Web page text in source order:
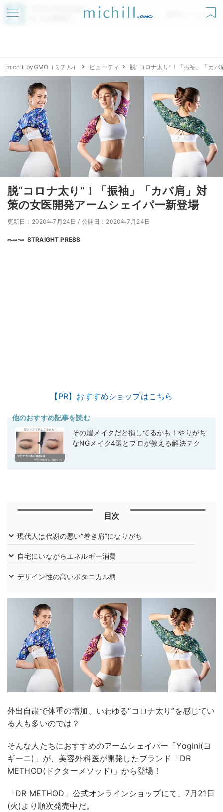
アプリでmichillが
無料ダウンロード
michill byGMO（ミチル） ビューティ 脱“コロナ太り”！「振袖」「カ
脱“コロナ太り”！「振袖」「カバ肩」対
策の女医開発アームシェイパー新登場
更新日：2020年7月24日 / 公開日：2020年7月24日
STRAIGHT PRESS
【PR】おすすめショップはこちら
他のおすすめ記事を読む
その眉メイクだと損してるかも！やりがち
なNGメイク4選とプロが教える解決テク
目次
現代人は代謝の悪い“巻き肩”になりがち
自宅にいながらエネルギー消費
デザイン性の高いボタニカル柄
外出自粛で体重の増加、いわゆる“コロナ太り”を感じてい
る人も多いのでは？
そんな人たちにおすすめのアームシェイパー「Yogini(ヨ
ギーニ)」が、美容外科医が開発したブランド「DR
METHOD(ドクターメソッド)」から登場！
「DR METHOD」公式オンラインショップにて、7月21日
(火)より順次発売中だ。